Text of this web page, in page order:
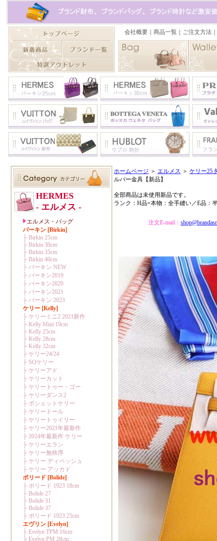
ホームページ ＞ エルメス ＞ ケリー25
ルバー金具【新品】
全部商品は未使用新品です。
ランク：H品=本物：全手縫い／E品：
注文E-mail：